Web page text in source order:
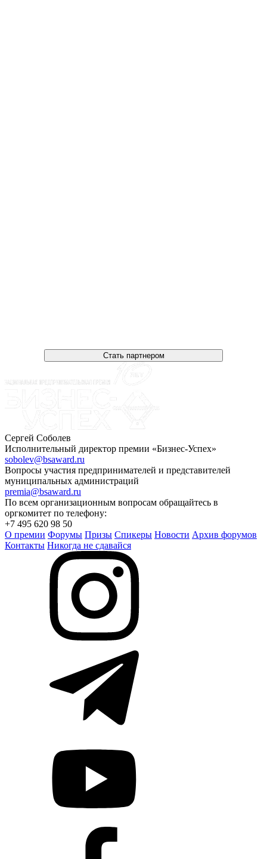
Стать партнером
Сергей Соболев
Исполнительный директор премии «Бизнес-Успех»
sobolev@bsaward.ru
Вопросы участия предпринимателей и представителей
муниципальных администраций
premia@bsaward.ru
По всем организационным вопросам обращайтесь в
оргкомитет по телефону:
+7 495 620 98 50
О премии Форумы Призы Спикеры Новости Архив форумов
Контакты Никогда не сдавайся